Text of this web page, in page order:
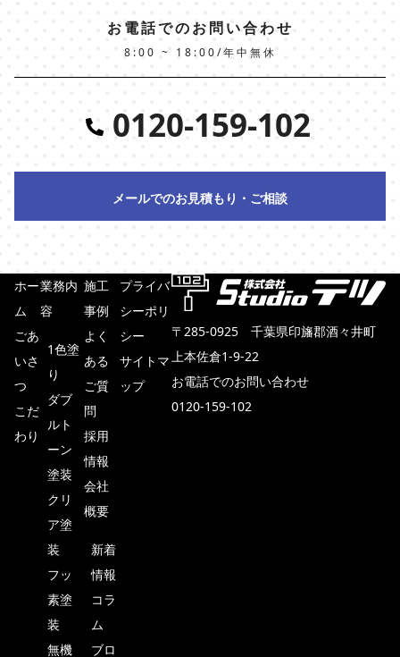
お電話でのお問い合わせ
8:00 ~ 18:00/年中無休
0120-159-102
メールでのお見積もり・ご相談
ホー
ム
ごあ
いさ
つ
こだ
わり
業務内
容
1色塗
り
ダブ
ルト
ーン
塗装
クリ
ア塗
装
フッ
素塗
装
無機
施工
事例
よく
ある
ご質
問
採用
情報
会社
概要
新着
情報
コラ
ム
ブロ
プライバ
シーポリ
シー
サイトマ
ップ
〒285-0925 千葉県印旛郡酒々井町
上本佐倉1-9-22
お電話でのお問い合わせ
0120-159-102